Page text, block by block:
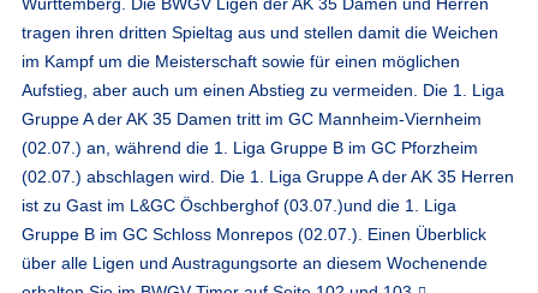
tragen ihren dritten Spieltag aus und stellen damit die Weichen
im Kampf um die Meisterschaft sowie für einen möglichen
Aufstieg, aber auch um einen Abstieg zu vermeiden. Die 1. Liga
Gruppe A der AK 35 Damen tritt im GC Mannheim-Viernheim
(02.07.) an, während die 1. Liga Gruppe B im GC Pforzheim
(02.07.) abschlagen wird. Die 1. Liga Gruppe A der AK 35 Herren
ist zu Gast im L&GC Öschberghof (03.07.)und die 1. Liga
Gruppe B im GC Schloss Monrepos (02.07.). Einen Überblick
über alle Ligen und Austragungsorte an diesem Wochenende